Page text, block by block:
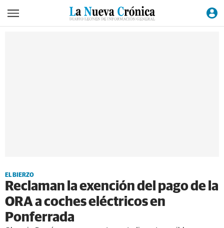
EL BIERZO
Reclaman la exención del pago de la
ORA a coches eléctricos en
Ponferrada